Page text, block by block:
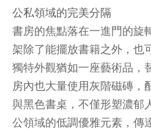
公私領域的完美分隔
書房的焦點落在一進門的旋
架除了能擺放書籍之外，也
獨特外觀猶如一座藝術品，
房內也大量使用灰階磁磚，
與黑色書桌，不僅形塑濃郁
公領域的低調優雅元素，傳